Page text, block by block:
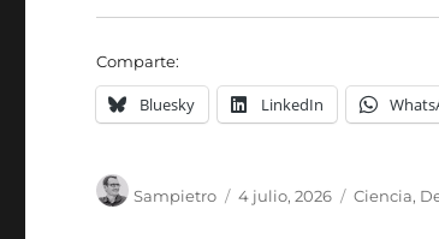
Comparte:
Bluesky LinkedIn
Sampietro
el
4 julio, 2026 Ciencia,